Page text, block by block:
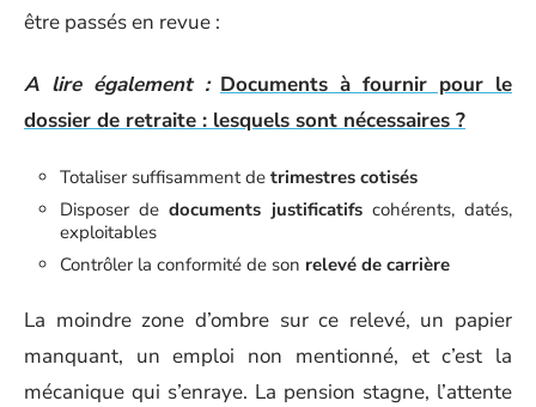
être passés en revue :
A lire également : Documents à fournir pour le
dossier de retraite : lesquels sont nécessaires ?
Totaliser suffisamment de trimestres cotisés
Disposer dedocuments justificatifscohérents, datés,
exploitables
Contrôler la conformité de son relevé de carrière
La moindre zone d’ombre sur ce relevé, un papier
manquant, un emploi non mentionné, et c’est la
mécanique qui s’enraye. La pension stagne, l’attente